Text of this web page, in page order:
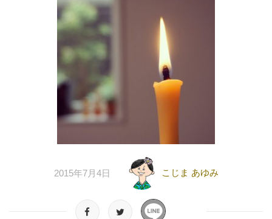
2015年7月4日 こじま あゆみ